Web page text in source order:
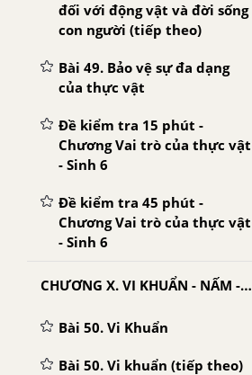
đối với động vật và đời sống
con người (tiếp theo)
Bài 49. Bảo vệ sự đa dạng
của thực vật
Đề kiểm tra 15 phút -
Chương Vai trò của thực vật
- Sinh 6
Đề kiểm tra 45 phút -
Chương Vai trò của thực vật
- Sinh 6
CHƯƠNG X. VI KHUẨN - NẤM - ĐỊA Y
Bài 50. Vi Khuẩn
Bài 50. Vi khuẩn (tiếp theo)